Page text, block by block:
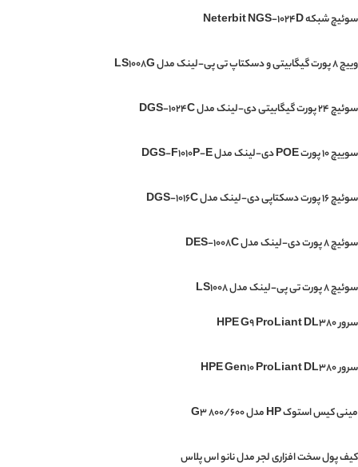
سوئیچ شبکه Neterbit NGS-1024D
وییچ 8 پورت گیگابیتی و دسکتاپ تی پی-لینک مدل LS1008G
سوئیچ 24 پورت گیگابیتی دی-لینک مدل DGS-1024C
سوییچ 10 پورت POE دی-لینک مدل DGS-F1010P-E
سوئیچ 16 پورت دسکتاپی دی-لینک مدل DGS-1016C
سوئیچ 8 پورت دی-لینک مدل DES-1008C
سوئیچ ۸ پورت تی پی-لینک مدل LS1008
سرور HPE G9 ProLiant DL380
سرور HPE Gen10 ProLiant DL380
مینی‌ کیس استوک HP مدل G3 800/600
کیف پول سخت افزاری لجر مدل نانو اس پلاس